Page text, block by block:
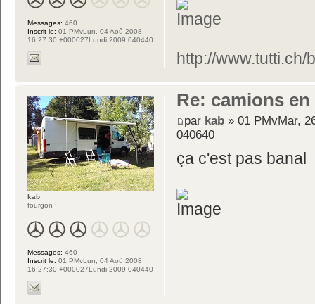
http://
Messages: 460
Inscrit le: 01 PMvLun, 04 Aoû 2008
16:27:30 +000027Lundi 2009 040440
Re: camions
par kab » 01 PMvMar,
040640
ça c'est pas banal
kab
fourgon
Messages: 460
Inscrit le: 01 PMvLun, 04 Aoû 2008
16:27:30 +000027Lundi 2009 040440